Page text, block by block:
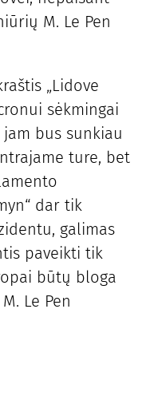
M. Le Pen
„Lidove
sėkmingai
bus sunkiau
ture, bet
dar tik
galimas
paveikti tik
būtų bloga
Le Pen